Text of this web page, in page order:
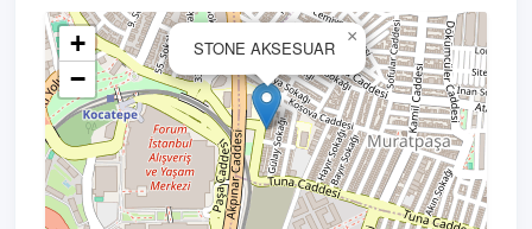
STONE AKSESUAR
×
+
−